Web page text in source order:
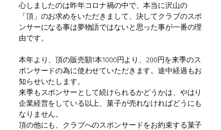
心しましたのは昨年コロナ禍の中で、本当に沢山の
「頂」のお求めをいただきまして、決してクラブのスポ
ンサーになる事は夢物語ではないと思った事が一番の理
由です。
本年より、頂の販売額1本1000円より、200円を来季のス
ポンサードの為に使わせていただきます。途中経過もお
知らせいたします。
来季もスポンサーとして続けられるかどうかは、やはり
企業経営をしている以上、菓子が売れなければどうにも
なりません。
頂の他にも、クラブへのスポンサードをお約束する菓子